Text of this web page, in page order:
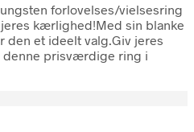
forlovelses/vielsesring
kærlighed!Med sin blanke
den et ideelt valg.Giv jeres
denne prisværdige ring i